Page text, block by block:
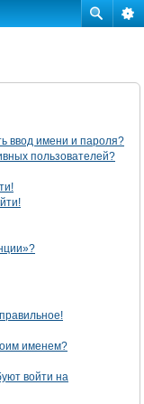
ввод имени и пароля?
пользователей?
именем?
войти на